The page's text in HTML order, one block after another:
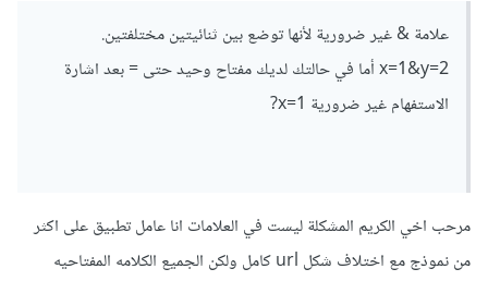
علامة & غير ضرورية لأنها توضع بين ثنائيتين مختلفتين.
x=1&y=2 أما في حالتك لديك مفتاح وحيد حتى = بعد اشارة
الاستفهام غير ضرورية x=1?
مرحب اخي الكريم المشكلة ليست في العلامات انا عامل تطبيق على اكثر
من نموذج مع اختلاف شكل url كامل ولكن الجميع الكلامه المفتاحيه